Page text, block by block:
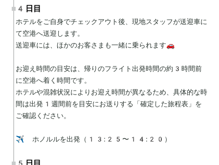
4日目
ホテルをご自身でチェックアウト後、現地スタッフが送迎車に
て空港へ送迎します。
送迎車には、ほかのお客さまも一緒に乗られます🚗
お迎え時間の目安は、帰りのフライト出発時間の約3時間前
に空港へ着く時間です。
ホテルや混雑状況によりお迎え時間が異なるため、具体的な時
間は出発1週間前を目安にお送りする「確定した旅程表」を
ご確認ください。
✈️ ホノルルを出発（13:25〜14:20）
5日目